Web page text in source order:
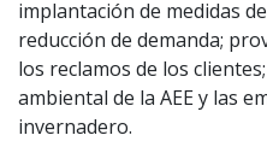
implantación de medidas
reducción de demanda;
los reclamos de los
ambiental de la AEE y las
invernadero.